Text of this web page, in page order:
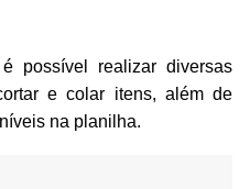
possível realizar diversas
e colar itens, além de
na planilha.